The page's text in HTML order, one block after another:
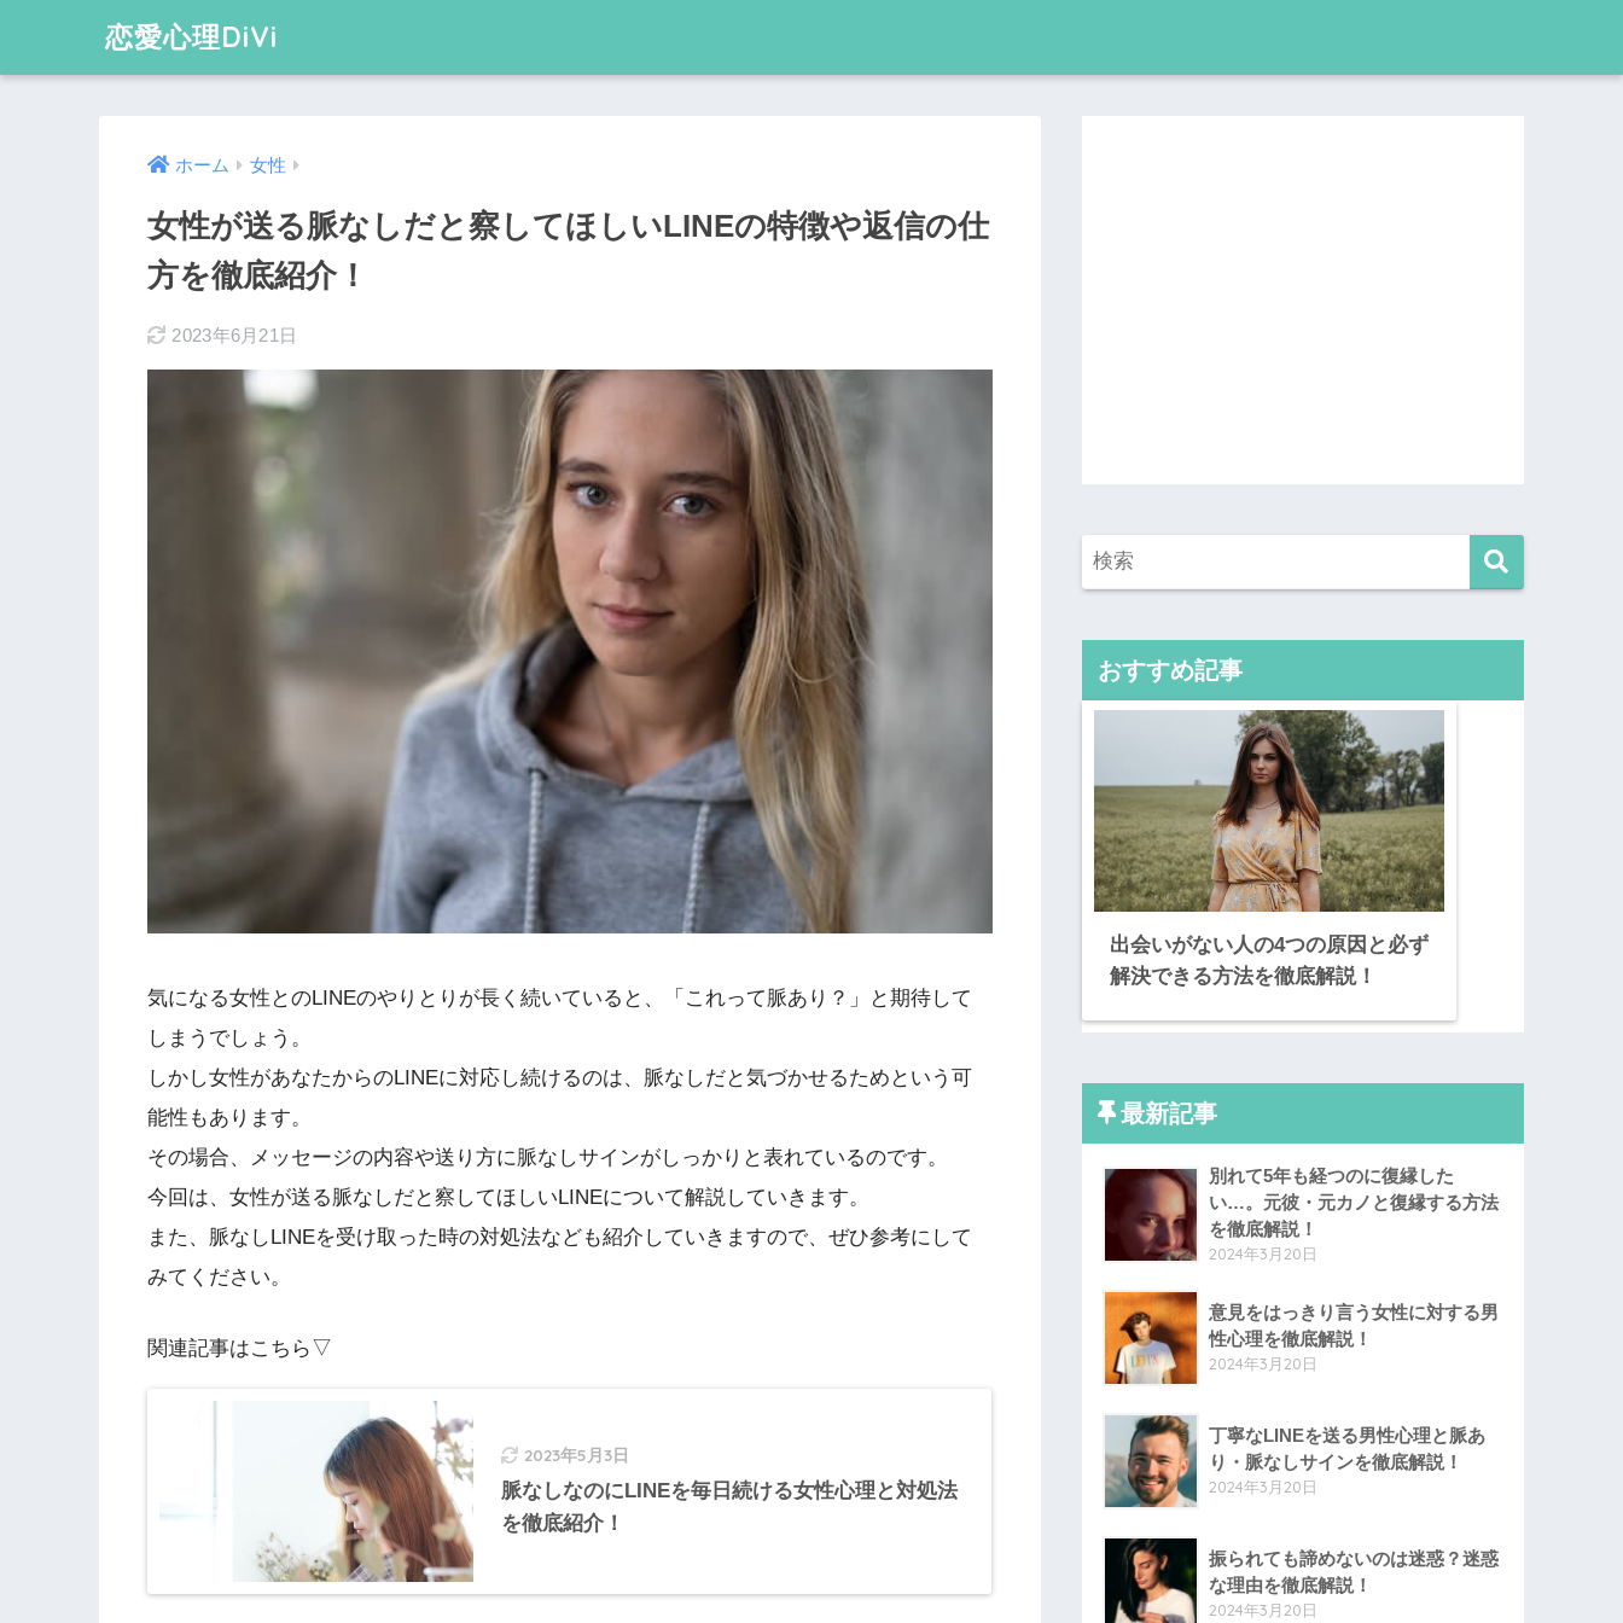
恋愛心理DiVi
ホーム 女性
女性が送る脈なしだと察してほしいLINEの特徴や返信の仕
方を徹底紹介！
2023年6月21日
気になる女性とのLINEのやりとりが長く続いていると、「これって脈あり？」と期待して
しまうでしょう。
しかし女性があなたからのLINEに対応し続けるのは、脈なしだと気づかせるためという可
能性もあります。
その場合、メッセージの内容や送り方に脈なしサインがしっかりと表れているのです。
今回は、女性が送る脈なしだと察してほしいLINEについて解説していきます。
また、脈なしLINEを受け取った時の対処法なども紹介していきますので、ぜひ参考にして
みてください。
関連記事はこちら▽
2023年5月3日
脈なしなのにLINEを毎日続ける女性心理と対処法
を徹底紹介！
おすすめ記事
出会いがない人の4つの原因と必ず
解決できる方法を徹底解説！
最新記事
別れて5年も経つのに復縁した
い…。元彼・元カノと復縁する方法
を徹底解説！
2024年3月20日
意見をはっきり言う女性に対する男
性心理を徹底解説！
2024年3月20日
丁寧なLINEを送る男性心理と脈あ
り・脈なしサインを徹底解説！
2024年3月20日
振られても諦めないのは迷惑？迷惑
な理由を徹底解説！
2024年3月20日